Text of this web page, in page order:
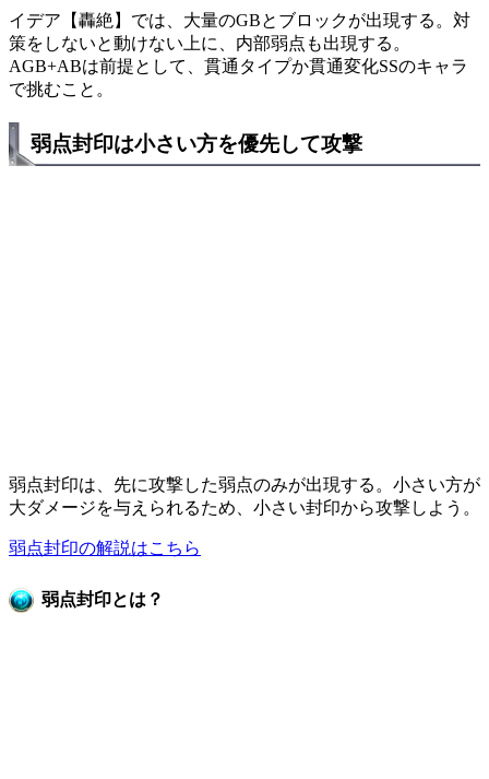
イデア【轟絶】では、大量のGBとブロックが出現する。対
策をしないと動けない上に、内部弱点も出現する。
AGB+ABは前提として、貫通タイプか貫通変化SSのキャラ
で挑むこと。
弱点封印は小さい方を優先して攻撃
弱点封印は、先に攻撃した弱点のみが出現する。小さい方が
大ダメージを与えられるため、小さい封印から攻撃しよう。
弱点封印の解説はこちら
弱点封印とは？